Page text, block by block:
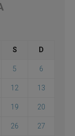
S D
5 6
12 13
19 20
26 27